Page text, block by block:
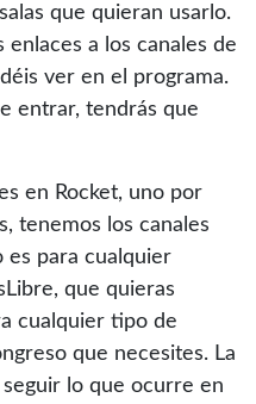
que quieran usarlo.
a los canales de
ver en el programa.
entrar, tendrás que
en Rocket, uno por
tenemos los canales
es para cualquier
que quieras
cualquier tipo de
que necesites. La
lo que ocurre en